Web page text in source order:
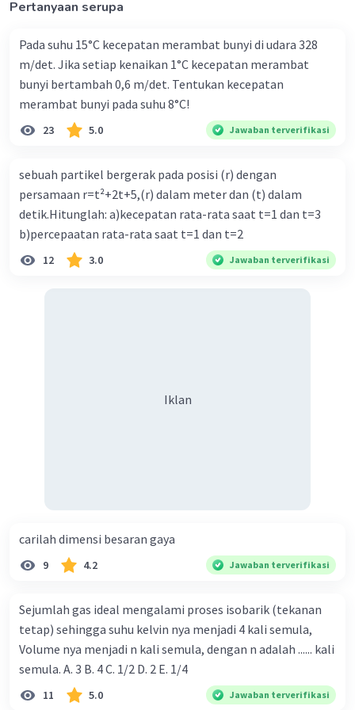
menghitung usaha:
$$W = p \Delta V = 2,02 x 10^5 Pa \times 2,5 m^3 = 5,05 x
10^5 Joule$$
Jadi, jawabannya adalah C. 5,05 x 10^5 Joule.
Beri Rating Balas
Mahasiswa/Alumni Universitas Gadjah Mada
05 Januari 2024 02:36
Jawaban terverifikasi
Jawaban yang benar adalah C. 5,05 x 10 5 Joule.
W = usaha (J)
V1 = volume awal (m
W = 2,02 x 105 ( 4,5 - 2)
W = 2,02 x 105x 2,5
W = 5,05x 105 J
Jadi jawaban yang tepat adalah C. 5,05 x 105
Pertanyaan serupa
Pada suhu 15°C kecepatan merambat bunyi di udara 328
m/det. Jika setiap kenaikan 1°C kecepatan merambat
bunyi bertambah 0,6 m/det. Tentukan kecepatan
merambat bunyi pada suhu 8°C!
23 5.0 Jawaban terverifikasi
sebuah partikel bergerak pada posisi (r) dengan
persamaan r=t²+2t+5,(r) dalam meter dan (t) dalam
detik.Hitunglah: a)kecepatan rata-rata saat t=1 dan t=3
b)percepaatan rata-rata saat t=1 dan t=2
12 3.0 Jawaban terverifikasi
Iklan
carilah dimensi besaran gaya
9 4.2 Jawaban terverifikasi
Sejumlah gas ideal mengalami proses isobarik (tekanan
tetap) sehingga suhu kelvin nya menjadi 4 kali semula,
Volume nya menjadi n kali semula, dengan n adalah ...... kali
semula. A. 3 B. 4 C. 1/2 D. 2 E. 1/4
11 5.0 Jawaban terverifikasi